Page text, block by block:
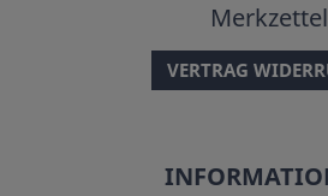
Merkzettel
VERTRAG